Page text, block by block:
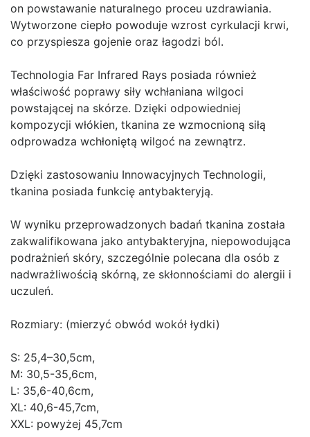
on powstawanie naturalnego proceu uzdrawiania.
Wytworzone ciepło powoduje wzrost cyrkulacji krwi,
co przyspiesza gojenie oraz łagodzi ból.
Technologia Far Infrared Rays posiada również
właściwość poprawy siły wchłaniana wilgoci
powstającej na skórze. Dzięki odpowiedniej
kompozycji włókien, tkanina ze wzmocnioną siłą
odprowadza wchłoniętą wilgoć na zewnątrz.
Dzięki zastosowaniu Innowacyjnych Technologii,
tkanina posiada funkcię antybakteryją.
W wyniku przeprowadzonych badań tkanina została
zakwalifikowana jako antybakteryjna, niepowodująca
podrażnień skóry, szczególnie polecana dla osób z
nadwrażliwością skórną, ze skłonnościami do alergii i
uczuleń.
Rozmiary: (mierzyć obwód wokół łydki)
S: 25,4–30,5cm,
M: 30,5-35,6cm,
L: 35,6-40,6cm,
XL: 40,6-45,7cm,
XXL: powyżej 45,7cm